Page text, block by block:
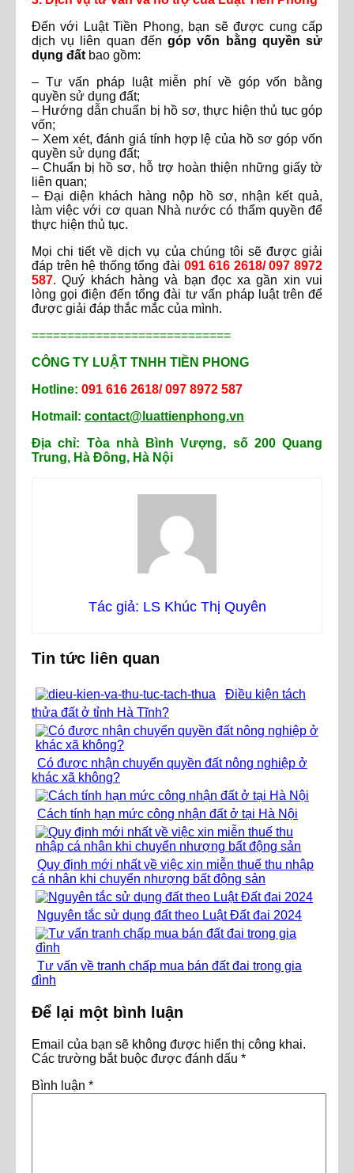
Đến với Luật Tiền Phong, bạn sẽ được cung cấp
dịch vụ liên quan đếngóp vốn bằng quyền sử
dụng đất bao gồm:
– Tư vấn pháp luật miễn phí về góp vốn bằng
quyền sử dụng đất;
– Hướng dẫn chuẩn bị hồ sơ, thực hiện thủ tục góp
vốn;
– Xem xét, đánh giá tính hợp lệ của hồ sơ góp vốn
quyền sử dụng đất;
– Chuẩn bị hồ sơ, hỗ trợ hoàn thiện những giấy tờ
liên quan;
– Đại diện khách hàng nộp hồ sơ, nhận kết quả,
làm việc với cơ quan Nhà nước có thẩm quyền để
thực hiện thủ tục.
Mọi chi tiết về dịch vụ của chúng tôi sẽ được giải
đáp trên hệ thống tổng đài 091 616 2618/ 097 8972
587. Quý khách hàng và bạn đọc xa gần xin vui
lòng gọi điện đến tổng đài tư vấn pháp luật trên để
được giải đáp thắc mắc của mình.
============================
CÔNG TY LUẬT TNHH TIỀN PHONG
Hotline: 091 616 2618/ 097 8972 587
Hotmail: contact@luattienphong.vn
Địa chỉ: Tòa nhà Bình Vượng, số 200 Quang
Trung, Hà Đông, Hà Nội
Tác giả: LS Khúc Thị Quyên
Tin tức liên quan
Điều kiện tách
thửa đất ở tỉnh Hà Tĩnh?
Có được nhận chuyển quyền đất nông nghiệp ở
khác xã không?
Cách tính hạn mức công nhận đất ở tại Hà Nội
Quy định mới nhất về việc xin miễn thuế thu nhập
cá nhân khi chuyển nhượng bất động sản
Nguyên tắc sử dụng đất theo Luật Đất đai 2024
Tư vấn về tranh chấp mua bán đất đai trong gia
đình
Để lại một bình luận
Email của bạn sẽ không được hiển thị công khai.
Các trường bắt buộc được đánh dấu *
Bình luận *